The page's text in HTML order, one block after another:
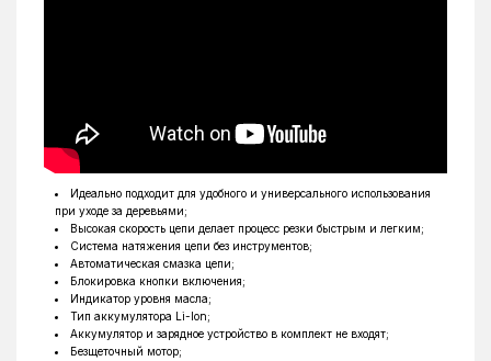
Идеально подходит для удобного и универсального использования
при уходе за деревьями;
Высокая скорость цепи делает процесс резки быстрым и легким;
Система натяжения цепи без инструментов;
Автоматическая смазка цепи;
Блокировка кнопки включения;
Индикатор уровня масла;
Тип аккумулятора Li-Ion;
Аккумулятор и зарядное устройство в комплект не входят;
Безщеточный мотор;